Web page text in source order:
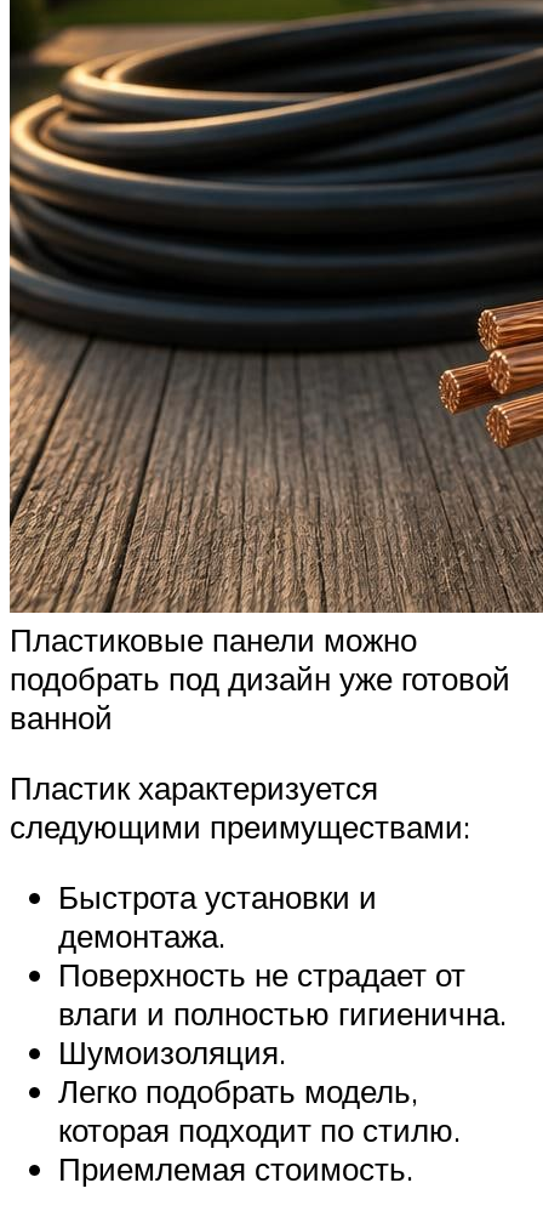
Пластиковые панели можно
подобрать под дизайн уже готовой
ванной
Пластик характеризуется
следующими преимуществами:
Быстрота установки и
демонтажа.
Поверхность не страдает от
влаги и полностью гигиенична.
Шумоизоляция.
Легко подобрать модель,
которая подходит по стилю.
Приемлемая стоимость.